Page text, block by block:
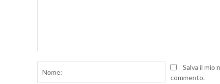
Nome:Salva il mio
commento.